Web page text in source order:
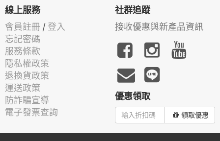
線上服務
會員註冊 / 登入
忘記密碼
服務條款
隱私權政策
退換貨政策
運送政策
防詐騙宣導
電子發票查詢
社群追蹤
接收優惠與新產品資訊
優惠領取
領取優惠